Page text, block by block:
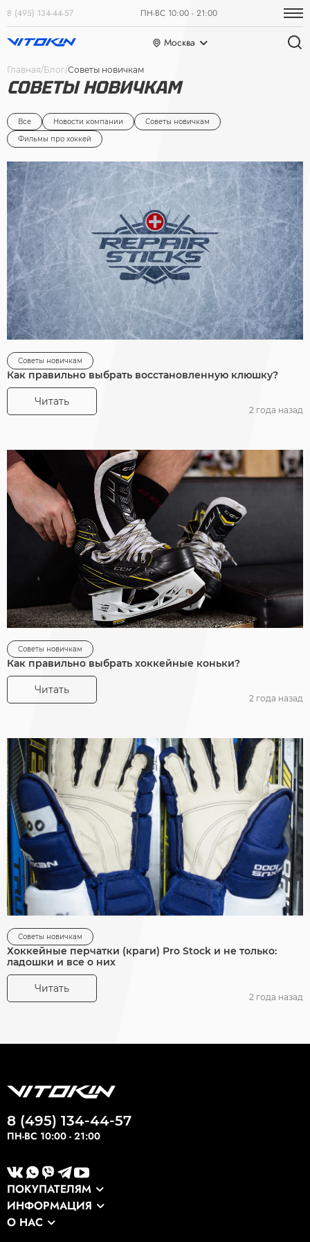
8 (495) 134-44-57 ПН-ВС 10:00 - 21:00
Москва
Главная Блог Советы новичкам
СОВЕТЫ НОВИЧКАМ
Все Новости компании
Советы новичкам
Фильмы про хоккей
Советы новичкам
Как правильно выбрать восстановленную клюшку?
Читать
2 года назад
Советы новичкам
Как правильно выбрать хоккейные коньки?
Читать
2 года назад
Советы новичкам
Хоккейные перчатки (краги) Pro Stock и не только:
ладошки и все о них
Читать
2 года назад
ПОКУПАТЕЛЯМ
Каталог
ИНФОРМАЦИЯ
Оптовикам
О НАС
8 (495) 134-44-57
ПН-ВС 10:00 - 21:00